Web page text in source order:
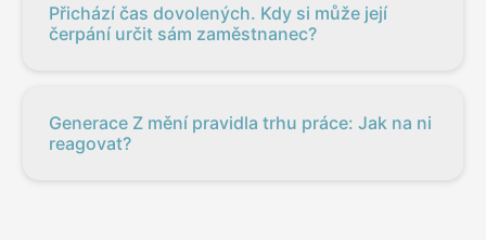
Přichází čas dovolených. Kdy si může její
čerpání určit sám zaměstnanec?
Generace Z mění pravidla trhu práce: Jak na ni
reagovat?